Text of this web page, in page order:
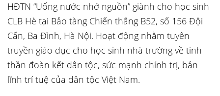
HĐTN “Uống nước nhớ nguồn” giành cho học sinh
CLB Hè tại Bảo tàng Chiến thắng B52, số 156 Đội
Cấn, Ba Đình, Hà Nội. Hoạt động nhằm tuyên
truyền giáo dục cho học sinh nhà trường về tinh
thần đoàn kết dân tộc, sức mạnh chính trị, bản
lĩnh trí tuệ của dân tộc Việt Nam.